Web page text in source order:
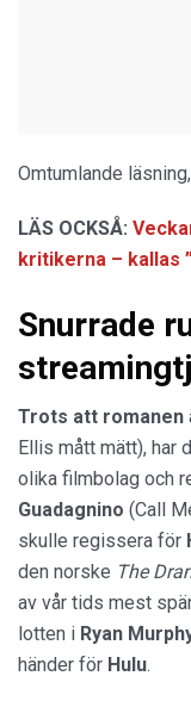
Omtumlande
LÄS OCKSÅ:
kritikerna – kallas
Snurrade
Trots att romanen
Ellis mått mätt), har
olika filmbolag och
Guadagnino (Call
skulle regissera för
den norske The
av vår tids mest
lotten i Ryan
händer för Hulu.